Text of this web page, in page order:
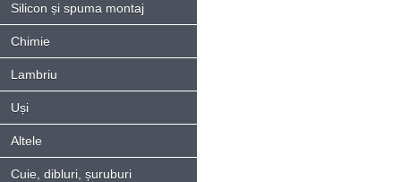
Silicon și spuma montaj
Chimie
Lambriu
Uși
Altele
Cuie, dibluri, șuruburi